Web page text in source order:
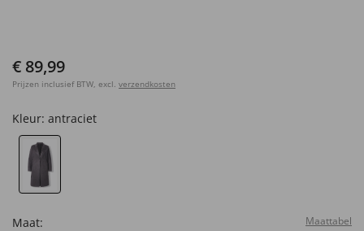
€ 89,99
Prijzen inclusief BTW, excl. verzendkosten
Kleur: antraciet
Maat: Maattabel